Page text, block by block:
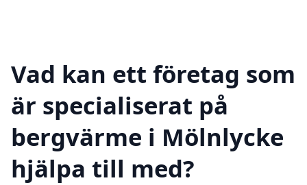
Vad kan ett företag som
är specialiserat på
bergvärme i Mölnlycke
hjälpa till med?